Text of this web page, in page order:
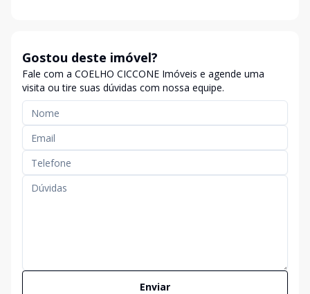
Gostou deste imóvel?
Fale com a COELHO CICCONE Imóveis e agende uma
visita ou tire suas dúvidas com nossa equipe.
Enviar